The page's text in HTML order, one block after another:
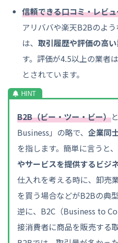
信頼できる口コミ・レビ
アリババや楽天B2Bのよ
は、取引履歴や評価の高
す。評価が4.5以上の業者
とされています。
B2B（ビー・ツー・ビー）
Business」の略で、 企業同
を指します。簡単に言うと、
やサービスを提供するビジ
仕入れを考える時に、卸売
を買う場合などがB2Bの典
逆に、B2C（Business to
接消費者に商品を販売する